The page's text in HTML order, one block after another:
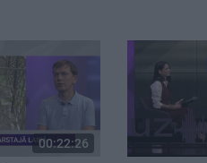
00:22:26